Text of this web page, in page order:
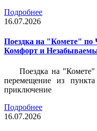
Подробнее
16.07.2026
Поездка на "Комете"
Комфорт и
Поездка на
перемещение из
приключение
Подробнее
16.07.2026